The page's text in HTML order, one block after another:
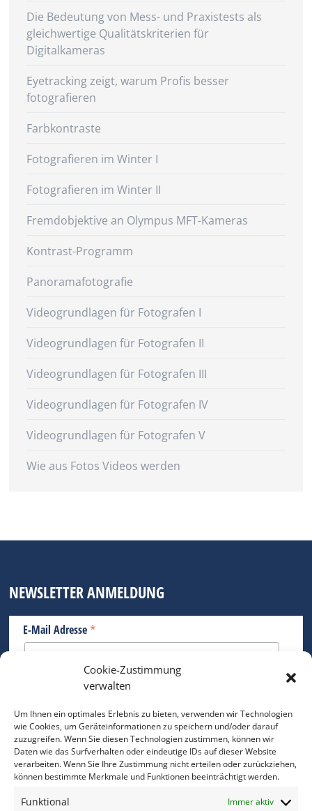
Cookie-Zustimmung
verwalten
Um Ihnen ein optimales Erlebnis zu bieten, verwenden wir Technologien
wie Cookies, um Geräteinformationen zu speichern und/oder darauf
zuzugreifen. Wenn Sie diesen Technologien zustimmen, können wir
Daten wie das Surfverhalten oder eindeutige IDs auf dieser Website
verarbeiten. Wenn Sie Ihre Zustimmung nicht erteilen oder zurückziehen,
können bestimmte Merkmale und Funktionen beeinträchtigt werden.
Funktional Immer aktiv
Die Bedeutung von Mess- und Praxistests als
gleichwertige Qualitätskriterien für
Digitalkameras
Eyetracking zeigt, warum Profis besser
fotografieren
Farbkontraste
Fotografieren im Winter I
Fotografieren im Winter II
Fremdobjektive an Olympus MFT-Kameras
Kontrast-Programm
Panoramafotografie
Videogrundlagen für Fotografen I
Videogrundlagen für Fotografen II
Videogrundlagen für Fotografen III
Videogrundlagen für Fotografen IV
Videogrundlagen für Fotografen V
Wie aus Fotos Videos werden
NEWSLETTER ANMELDUNG
E-Mail Adresse *
Bitte geben Sie Ihre E-Mail Adresse ein.
*